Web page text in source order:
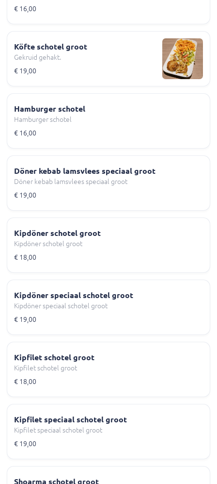
€ 16,00
Köfte schotel groot
Gekruid gehakt.
€ 19,00
Hamburger schotel
Hamburger schotel
€ 16,00
Döner kebab lamsvlees speciaal groot
Döner kebab lamsvlees speciaal groot
€ 19,00
Kipdöner schotel groot
Kipdöner schotel groot
€ 18,00
Kipdöner speciaal schotel groot
Kipdöner speciaal schotel groot
€ 19,00
Kipfilet schotel groot
Kipfilet schotel groot
€ 18,00
Kipfilet speciaal schotel groot
Kipfilet speciaal schotel groot
€ 19,00
Shoarma schotel groot